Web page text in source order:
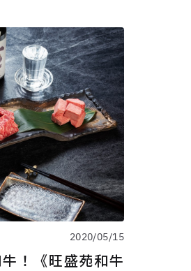
2020/05/15
！《旺盛苑和牛